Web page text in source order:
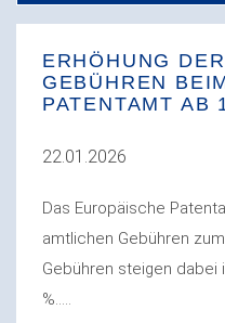
ERHÖHUNG
GEBÜHREN
PATENTAMT AB
22.01.2026
Das Europäische
amtlichen Gebühren
Gebühren steigen dabei
%.....